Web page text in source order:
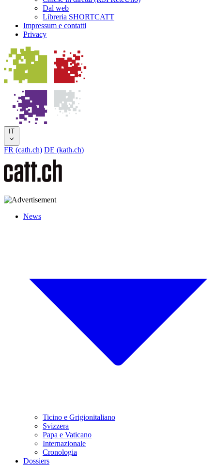
Dal web
Libreria SHORTCATT
Impressum e contatti
Privacy
IT
FR (cath.ch) DE (kath.ch)
News
Ticino e Grigionitaliano
Svizzera
Papa e Vaticano
Internazionale
Cronologia
Dossiers